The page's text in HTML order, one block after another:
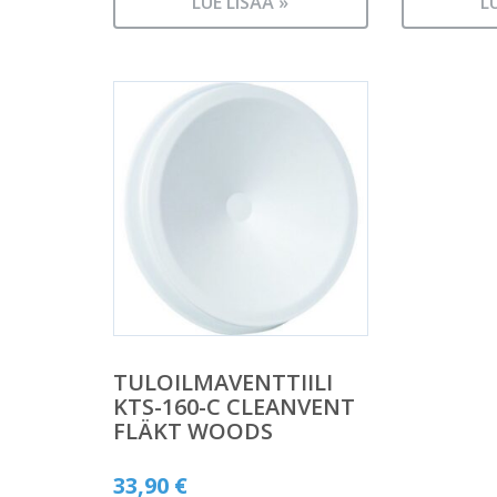
TULOILMAVENTTIILI
KTS-160-C CLEANVENT
FLÄKT WOODS
33,90 €